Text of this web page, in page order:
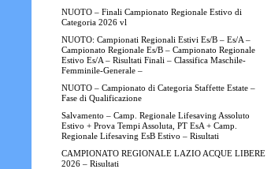
NUOTO – Finali Campionato Regionale Estivo di
Categoria 2026 vl
NUOTO: Campionati Regionali Estivi Es/B – Es/A –
Campionato Regionale Es/B – Campionato Regionale
Estivo Es/A – Risultati Finali – Classifica Maschile-
Femminile-Generale –
NUOTO – Campionato di Categoria Staffette Estate –
Fase di Qualificazione
Salvamento – Camp. Regionale Lifesaving Assoluto
Estivo + Prova Tempi Assoluta, PT EsA + Camp.
Regionale Lifesaving EsB Estivo – Risultati
CAMPIONATO REGIONALE LAZIO ACQUE LIBERE
2026 – Risultati